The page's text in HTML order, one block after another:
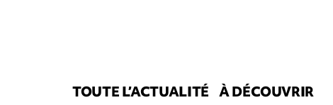
TOUTE L’ACTUALITÉ À DÉCOUVRIR